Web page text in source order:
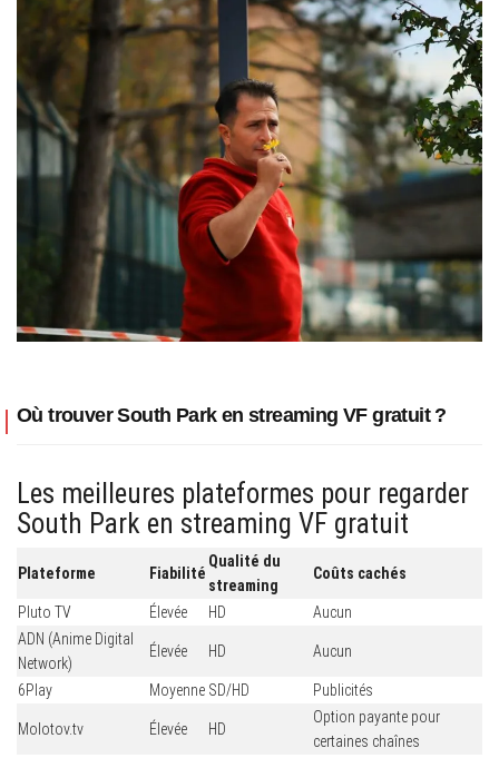
Où trouver South Park en streaming VF gratuit ?
Les meilleures plateformes pour regarder
South Park en streaming VF gratuit
Plateforme Fiabilité
Qualité du
streaming
Coûts cachés
Pluto TV Élevée HD
Aucun
ADN (Anime Digital
Network)
Élevée HD Aucun
6Play Moyenne SD/HD Publicités
Molotov.tv Élevée HD
Option payante pour
certaines chaînes